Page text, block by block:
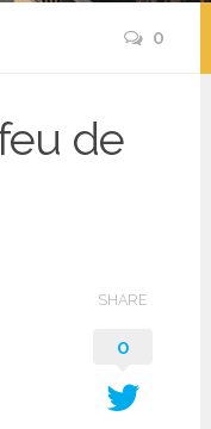
0
de
SHARE
0